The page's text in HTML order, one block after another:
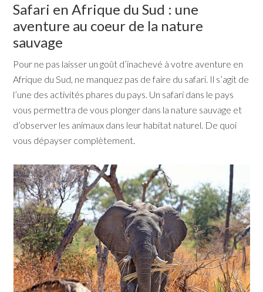
Safari en Afrique du Sud : une
aventure au coeur de la nature
sauvage
Pour ne pas laisser un goût d’inachevé à votre aventure en
Afrique du Sud, ne manquez pas de faire du safari. Il s’agit de
l’une des activités phares du pays. Un safari dans le pays
vous permettra de vous plonger dans la nature sauvage et
d’observer les animaux dans leur habitat naturel. De quoi
vous dépayser complètement.